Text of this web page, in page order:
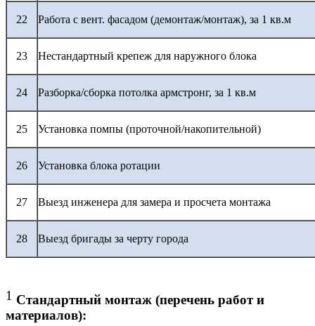
22 Работа с вент. фасадом (демонтаж/монтаж), за 1 кв.м
23 Нестандартный крепеж для наружного блока
24 Разборка/сборка потолка армстронг, за 1 кв.м
25 Установка помпы (проточной/накопительной)
26 Установка блока ротации
27 Выезд инженера для замера и просчета монтажа
28 Выезд бригады за черту города
1 Стандартный монтаж (перечень работ и
материалов):